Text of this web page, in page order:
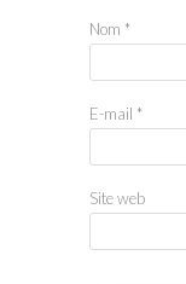
Nom *
E-mail *
Site web